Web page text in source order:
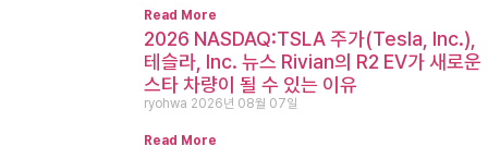
Read More
2026 NASDAQ:TSLA 주가(Tesla, Inc.),
테슬라, Inc. 뉴스 Rivian의 R2 EV가 새로운
스타 차량이 될 수 있는 이유
ryohwa 2026년 08월 07일
Read More